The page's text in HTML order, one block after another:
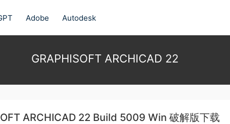
Adobe Autodesk
GRAPHISOFT ARCHICAD 22
ARCHICAD 22 Build 5009 Win 破解版下载